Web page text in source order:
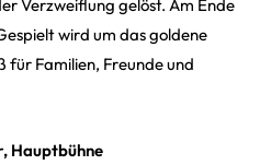
Verzweiflung gelöst. Am Ende
wird um das goldene
für Familien, Freunde und
Hauptbühne